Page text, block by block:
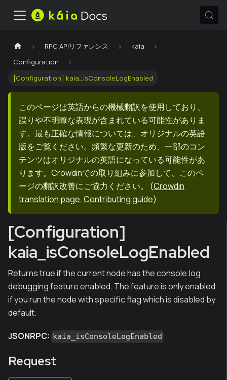
RPC APIリファレンス
kaia
Configuration
[Configuration] kaia_isConsoleLogEnabled
このページは英語からの機械翻訳を使用しており、
誤りや不明瞭な表現が含まれている可能性がありま
す。最も正確な情報については、オリジナルの英語
版をご覧ください。頻繁な更新のため、一部のコン
テンツはオリジナルの英語になっている可能性があ
ります。Crowdinでの取り組みに参加して、このペ
ージの翻訳改善にご協力ください。
(Crowdin
translation page, Contributing guide)
[Configuration]
kaia_isConsoleLogEnabled
Returns true if the current node has the console.log
debugging feature enabled. The feature is only enabled
if you run the node with specific flag which is disabled by
default.
JSONRPC: kaia_isConsoleLogEnabled
Request